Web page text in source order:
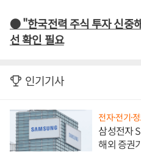
● "한국전력 주식 투자 신중
선 확인 필요
인기기사
전자·전기·
삼성전자
해외 증권